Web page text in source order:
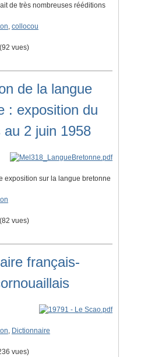
de très nombreuses rééditions
, collocou
(92 vues)
de la langue
: exposition du
au 2 juin 1958
exposition sur la langue bretonne
(82 vues)
français-
, Dictionnaire
vues)